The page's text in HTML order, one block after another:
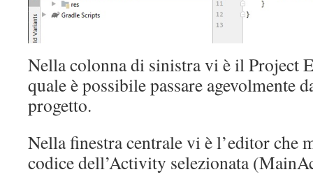
Nella colonna di sinistra vi è il Project
quale è possibile passare agevolmente
progetto.
Nella finestra centrale vi è l’editor che
codice dell’Activity selezionata